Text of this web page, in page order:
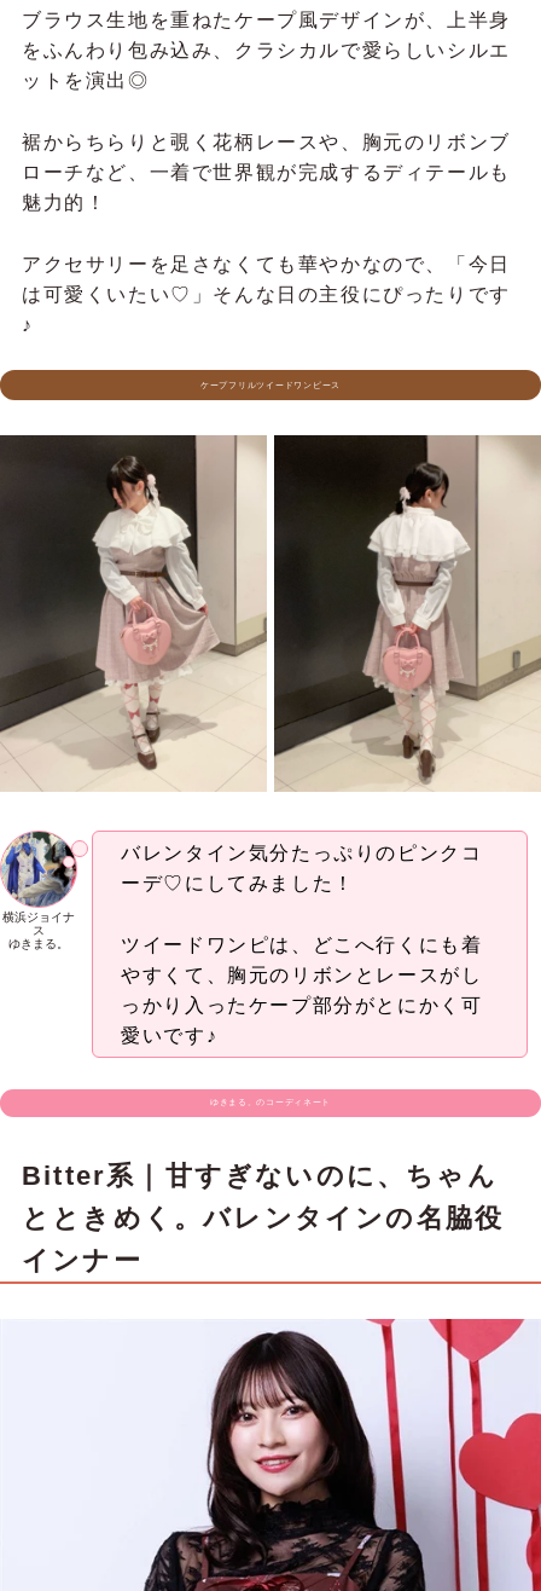
ブラウス生地を重ねたケープ風デザインが、上半身
をふんわり包み込み、クラシカルで愛らしいシルエ
ットを演出◎
裾からちらりと覗く花柄レースや、胸元のリボンブ
ローチなど、一着で世界観が完成するディテールも
魅力的！
アクセサリーを足さなくても華やかなので、「今日
は可愛くいたい♡」そんな日の主役にぴったりです
♪
ケープフリルツイードワンピース
横浜ジョイナ
ス
ゆきまる。
バレンタイン気分たっぷりのピンクコ
ーデ♡にしてみました！
ツイードワンピは、どこへ行くにも着
やすくて、胸元のリボンとレースがし
っかり入ったケープ部分がとにかく可
愛いです♪
ゆきまる。のコーディネート
Bitter系｜甘すぎないのに、ちゃん
とときめく。バレンタインの名脇役
インナー